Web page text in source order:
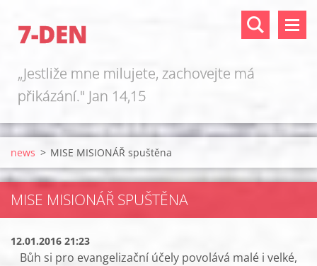
7-DEN
„Jestliže mne milujete, zachovejte má
přikázání." Jan 14,15
news > MISE MISIONÁŘ spuštěna
MISE MISIONÁŘ SPUŠTĚNA
12.01.2016 21:23
Bůh si pro evangelizační účely povolává malé i velké,